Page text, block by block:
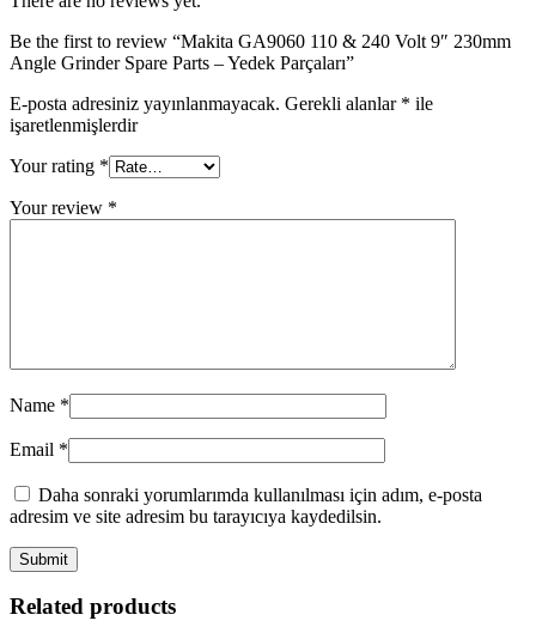
Be the first to review “Makita GA9060 110 & 240 Volt 9″ 230mm
Angle Grinder Spare Parts – Yedek Parçaları”
E-posta adresiniz yayınlanmayacak. Gerekli alanlar * ile
işaretlenmişlerdir
Your rating *
Your review *
Name *
Email *
Daha sonraki yorumlarımda kullanılması için adım, e-posta
adresim ve site adresim bu tarayıcıya kaydedilsin.
Related products